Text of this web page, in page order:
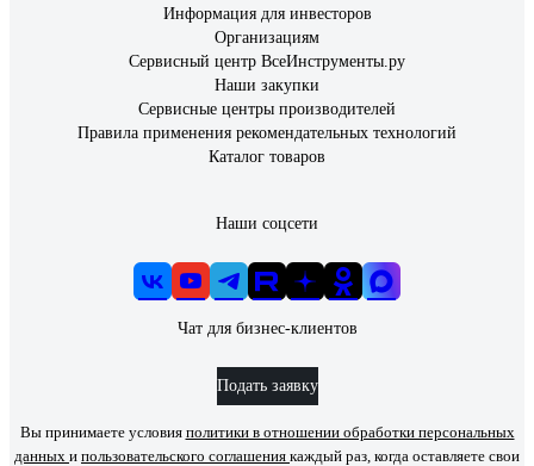
Информация для инвесторов
Организациям
Сервисный центр ВсеИнструменты.ру
Наши закупки
Сервисные центры производителей
Правила применения рекомендательных технологий
Каталог товаров
Наши соцсети
Чат для бизнес-клиентов
Подать заявку
Вы принимаете условия политики в отношении обработки персональных
данных и пользовательского соглашения каждый раз, когда оставляете свои